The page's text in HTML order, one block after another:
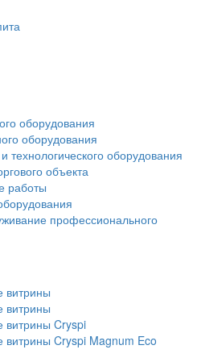
оборудования
оборудования
технологического оборудования
объекта
работы
профессионального
витрины
витрины
витрины Cryspi
Cryspi Magnum Eco